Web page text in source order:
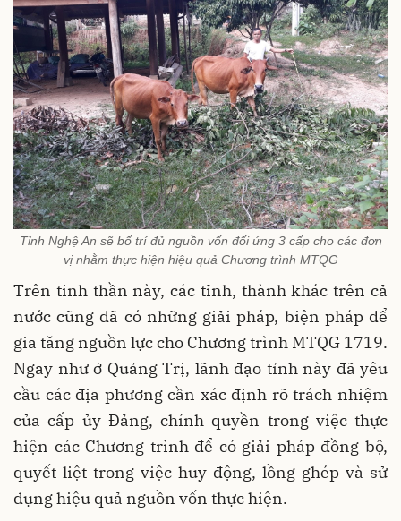
Tỉnh Nghệ An sẽ bố trí đủ nguồn vốn đối ứng 3 cấp cho các đơn
vị nhằm thực hiện hiệu quả Chương trình MTQG
Trên tinh thần này, các tỉnh, thành khác trên cả
nước cũng đã có những giải pháp, biện pháp để
gia tăng nguồn lực cho Chương trình MTQG 1719.
Ngay như ở Quảng Trị, lãnh đạo tỉnh này đã yêu
cầu các địa phương cần xác định rõ trách nhiệm
của cấp ủy Đảng, chính quyền trong việc thực
hiện các Chương trình để có giải pháp đồng bộ,
quyết liệt trong việc huy động, lồng ghép và sử
dụng hiệu quả nguồn vốn thực hiện.